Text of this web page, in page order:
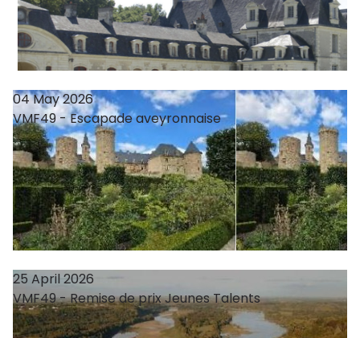
04 May 2026
VMF49 - Escapade aveyronnaise
25 April 2026
VMF49 - Remise de prix Jeunes Talents